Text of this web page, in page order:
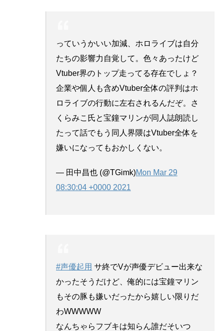
っていうかいい加減、ホロライブは自分
たちの影響力自覚して。色々あったけど
Vtuber界のトップ走ってる存在でしょ？
企業や個人も含めVtuber全体の評判はホ
ロライブの行動に左右されるんだぞ。さ
くらみこ氏と宝鐘マリンが同人誌朗読し
たって話でもう同人界隈はVtuber全体を
嫌いになってもおかしくない。
— 田中昌也 (@TGimk)Mon Mar 29
08:30:04 +0000 2021
#声優起用 サ終でVが声優デビュー出来な
かったそうだけど、俺的には宝鐘マリン
もその豚も嫌いだったから嬉しい限りだ
わWWWWW
なんちゃらフブキは知らん誰だそいつ